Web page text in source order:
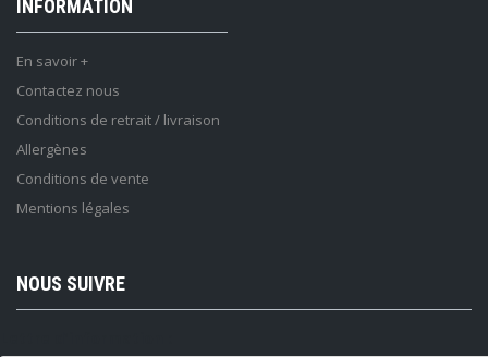
INFORMATION
En savoir +
Contactez nous
Conditions de retrait / livraison
Allergènes
Conditions de vente
Mentions légales
NOUS SUIVRE